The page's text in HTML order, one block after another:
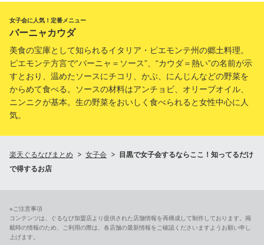
女子会に人気！定番メニュー
バーニャカウダ
美食の宝庫として知られるイタリア・ピエモンテ州の郷土料理。
ピエモンテ方言で“バーニャ＝ソース”、“カウダ＝熱い”の名前が示
すとおり、温めたソースにチコリ、かぶ、にんじんなどの野菜を
からめて食べる。ソースの材料はアンチョビ、オリーブオイル、
ニンニクが基本。生の野菜をおいしく食べられると女性中心に人
気。
楽天ぐるなびまとめ 女子会
目黒で女子会するならここ！知ってるだけ
で得するお店
※ご注意事項
コンテンツは、ぐるなび加盟店より提供された店舗情報を再構成して制作しております。掲
載時の情報のため、ご利用の際は、各店舗の最新情報をご確認くださいますようお願い申し
上げます。